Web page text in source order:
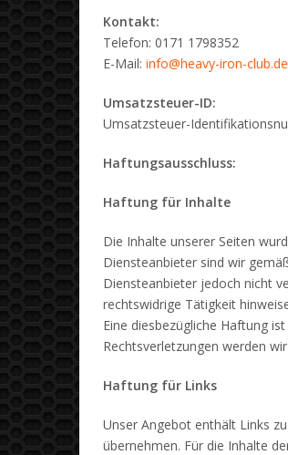
Kontakt:
Telefon: 0171 1798352
E-Mail: info@heavy-iron-club.de
Umsatzsteuer-ID:
Umsatzsteuer-
Haftungsausschluss:
Haftung für Inhalte
Die Inhalte unserer Seiten
Diensteanbieter sind wir
Diensteanbieter jedoch nicht
rechtswidrige Tätigkeit
Eine diesbezügliche Haftung
Rechtsverletzungen werden
Haftung für Links
Unser Angebot enthält Links
übernehmen. Für die Inhalte